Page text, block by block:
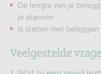
De lengte van je
je plannen
Is starten met
Veelgestelde